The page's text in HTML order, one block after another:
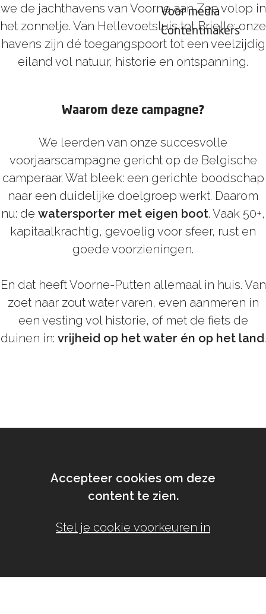
Voor media
Contentmakers
we de jachthavens van Voorne aan Zee volop in
het zonnetje. Van Hellevoetsluis tot Brielle: onze
havens zijn dé toegangspoort tot een veelzijdig
eiland vol natuur, historie en ontspanning.
Waarom deze campagne?
We leerden van onze succesvolle
voorjaarscampagne gericht op de Belgische
camperaar. Wat bleek: een gerichte boodschap
naar een duidelijke doelgroep werkt. Daarom
nu: de watersporter met eigen boot. Vaak 50+,
kapitaalkrachtig, gevoelig voor sfeer, rust en
goede voorzieningen.
En dat heeft Voorne-Putten allemaal in huis. Van
zoet naar zout water varen, even aanmeren in
een vesting vol historie, of met de fiets de
duinen in: vrijheid op het water én op het land.
Accepteer cookies om deze
content te zien.
Stel je cookie voorkeuren in